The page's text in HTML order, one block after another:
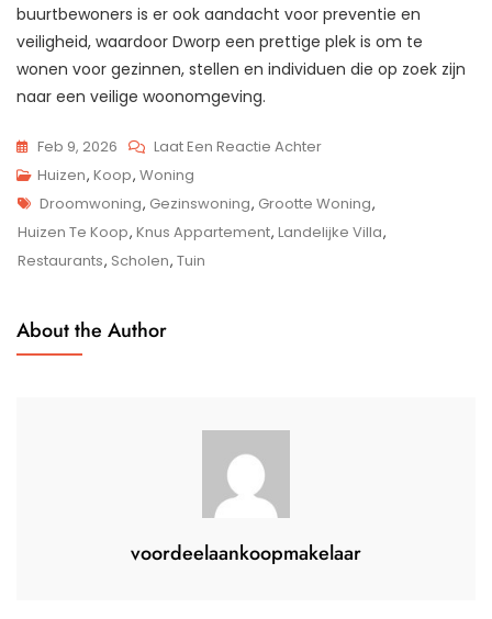
buurtbewoners is er ook aandacht voor preventie en
veiligheid, waardoor Dworp een prettige plek is om te
wonen voor gezinnen, stellen en individuen die op zoek zijn
naar een veilige woonomgeving.
Feb 9, 2026 Laat Een Reactie AchterOp
Huis
Te
Huizen, Koop, Woning
Tags
Droomwoning, Gezinswoning, Grootte Woning,
Huizen Te Koop, Knus Appartement, Landelijke Villa,
Restaurants, Scholen, Tuin
About the Author
voordeelaankoopmakelaar